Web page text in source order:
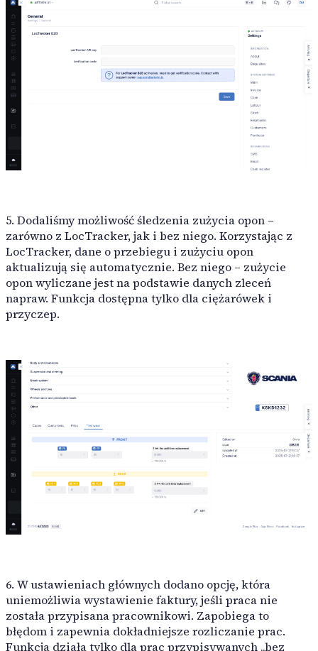
5. Dodaliśmy możliwość śledzenia zużycia opon –
zarówno z LocTracker, jak i bez niego. Korzystając z
LocTracker, dane o przebiegu i zużyciu opon
aktualizują się automatycznie. Bez niego – zużycie
opon wyliczane jest na podstawie danych zleceń
napraw. Funkcja dostępna tylko dla ciężarówek i
przyczep.
6. W ustawieniach głównych dodano opcję, która
uniemożliwia wystawienie faktury, jeśli praca nie
została przypisana pracownikowi. Zapobiega to
błędom i zapewnia dokładniejsze rozliczanie prac.
Funkcja działa tylko dla prac przypisywanych „bez